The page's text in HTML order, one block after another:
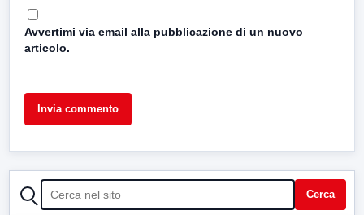
Avvertimi via email alla pubblicazione di un nuovo
articolo.
CERCA Cerca